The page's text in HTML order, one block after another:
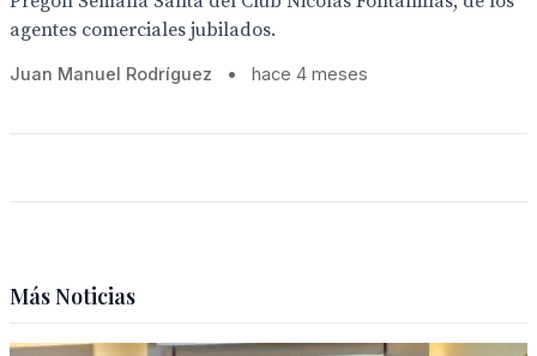
agentes comerciales jubilados.
Juan Manuel Rodríguez • hace 4 meses
Más Noticias